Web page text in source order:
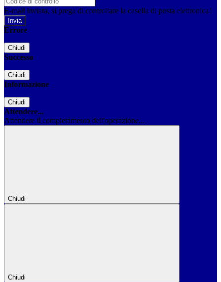
E-mail inviata, si prega di controllare la casella di posta elettronica!
Errore
Chiudi
Successo
Chiudi
Informazione
Chiudi
Attendere...
Attendere il completamento dell'operazione...
Chiudi
Chiudi